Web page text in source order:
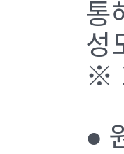
통
성
※
●